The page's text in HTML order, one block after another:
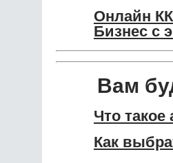
Онлайн
Бизнес с
Вам
Что
Как